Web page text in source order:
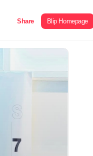
Share Blip Homepage